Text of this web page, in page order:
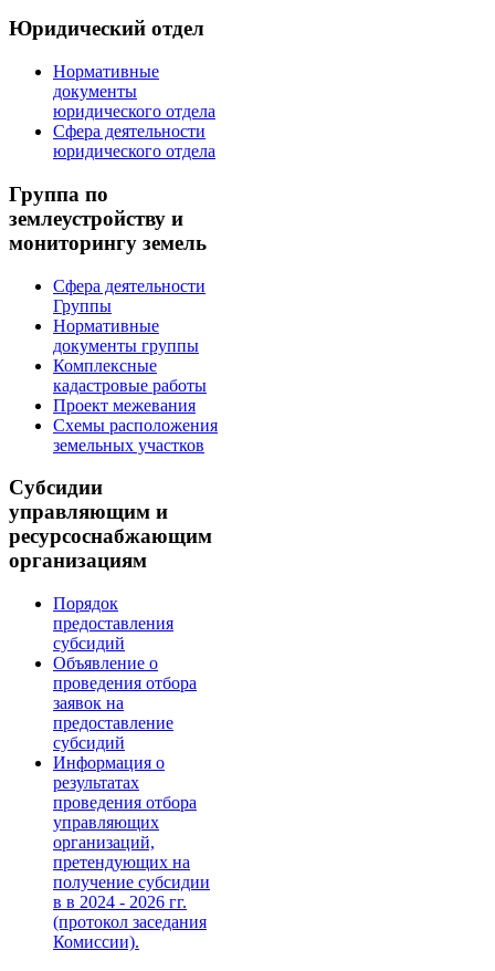
Юридический отдел
Нормативные
документы
юридического отдела
Сфера деятельности
юридического отдела
Группа по
землеустройству и
мониторингу земель
Сфера деятельности
Группы
Нормативные
документы группы
Комплексные
кадастровые работы
Проект межевания
Схемы расположения
земельных участков
Субсидии
управляющим и
ресурсоснабжающим
организациям
Порядок
предоставления
субсидий
Объявление о
проведения отбора
заявок на
предоставление
субсидий
Информация о
результатах
проведения отбора
управляющих
организаций,
претендующих на
получение субсидии
в в 2024 - 2026 гг.
(протокол заседания
Комиссии).